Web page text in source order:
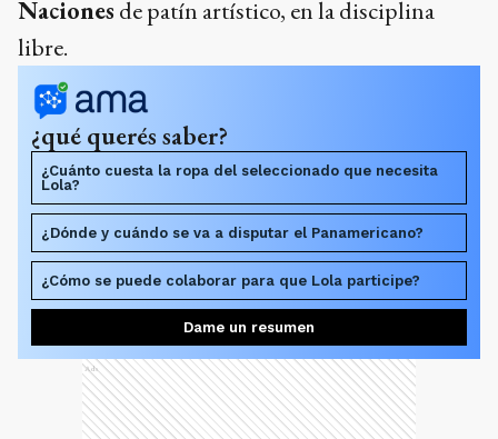
Naciones de patín artístico, en la disciplina
libre.
¿qué querés saber?
¿Cuánto cuesta la ropa del seleccionado que necesita
Lola?
¿Dónde y cuándo se va a disputar el Panamericano?
¿Cómo se puede colaborar para que Lola participe?
Dame un resumen
Ads